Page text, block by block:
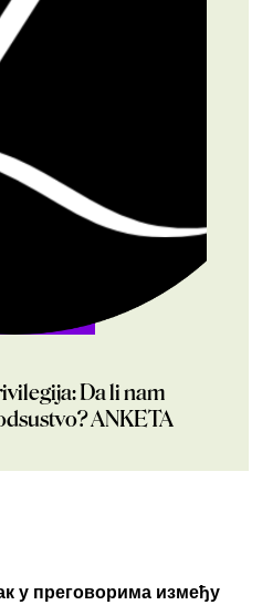
Da li nam
ANKETA
у преговорима између